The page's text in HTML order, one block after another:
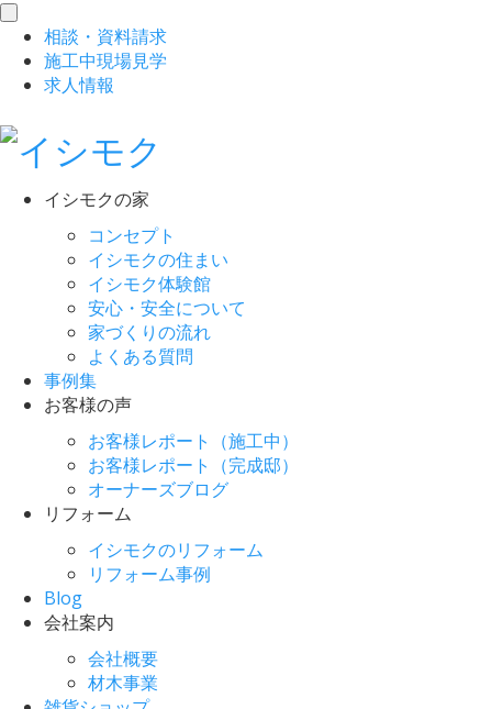
toggle
navigation
相談 ・ 資料請求
施工中現場見学
求人情報
イシモクの家
コンセプト
イシモクの住まい
イシモク体験館
安心・安全について
家づくりの流れ
よくある質問
事例集
お客様の声
お客様レポート（施工中）
お客様レポート（完成邸）
オーナーズブログ
リフォーム
イシモクのリフォーム
リフォーム事例
Blog
会社案内
会社概要
材木事業